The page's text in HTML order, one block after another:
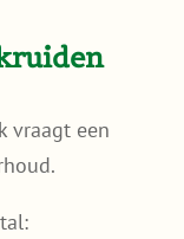
vraagt een